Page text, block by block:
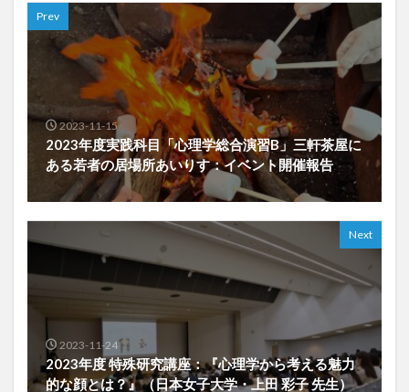
Prev
2023-11-15
2023年度実践科目「心理学総合演習B」三軒茶屋に
ある若者の居場所あいりす：イベント開催報告
Next
2023-11-24
2023年度 特殊研究講座：『心理学から考える魅力
的な顔とは？』（日本女子大学・上田 彩子 先生）